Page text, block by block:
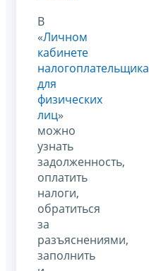
В
«Личном
кабинете
налогоплательщика
для
физических
лиц»
можно
узнать
задолженность,
оплатить
налоги,
обратиться
за
разъяснениями,
заполнить